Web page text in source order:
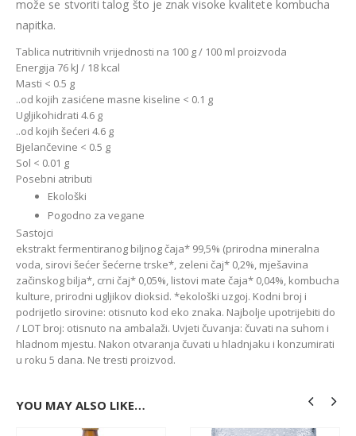
može se stvoriti talog što je znak visoke kvalitete kombucha
napitka.
Tablica nutritivnih vrijednosti na 100 g / 100 ml proizvoda
Energija 76 kJ / 18 kcal
Masti < 0.5 g
..od kojih zasićene masne kiseline < 0.1 g
Ugljikohidrati 4.6 g
..od kojih šećeri 4.6 g
Bjelančevine < 0.5 g
Sol < 0.01 g
Posebni atributi
Ekološki
Pogodno za vegane
Sastojci
ekstrakt fermentiranog biljnog čaja* 99,5% (prirodna mineralna
voda, sirovi šećer šećerne trske*, zeleni čaj* 0,2%, mješavina
začinskog bilja*, crni čaj* 0,05%, listovi mate čaja* 0,04%, kombucha
kulture, prirodni ugljikov dioksid. *ekološki uzgoj. Kodni broj i
podrijetlo sirovine: otisnuto kod eko znaka. Najbolje upotrijebiti do
/ LOT broj: otisnuto na ambalaži. Uvjeti čuvanja: čuvati na suhom i
hladnom mjestu. Nakon otvaranja čuvati u hladnjaku i konzumirati
u roku 5 dana. Ne tresti proizvod.
YOU MAY ALSO LIKE…